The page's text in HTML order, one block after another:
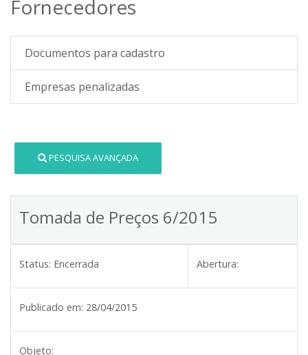
Fornecedores
Documentos para cadastro
Empresas penalizadas
PESQUISA AVANÇADA
Tomada de Preços 6/2015
Status: Encerrada Abertura:
Publicado em: 28/04/2015
Objeto: